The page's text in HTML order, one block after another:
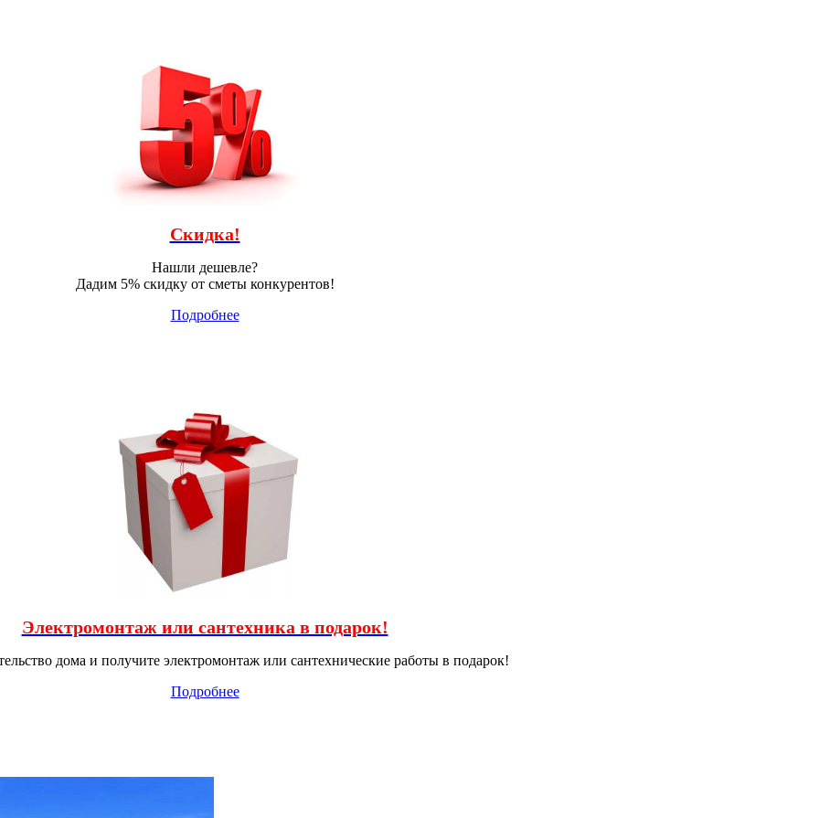
Скидка!
Нашли дешевле?
Дадим 5% скидку от сметы конкурентов!
Подробнее
Электромонтаж или сантехника в подарок!
дома и получите электромонтаж или сантехнические работы в подарок!
Подробнее